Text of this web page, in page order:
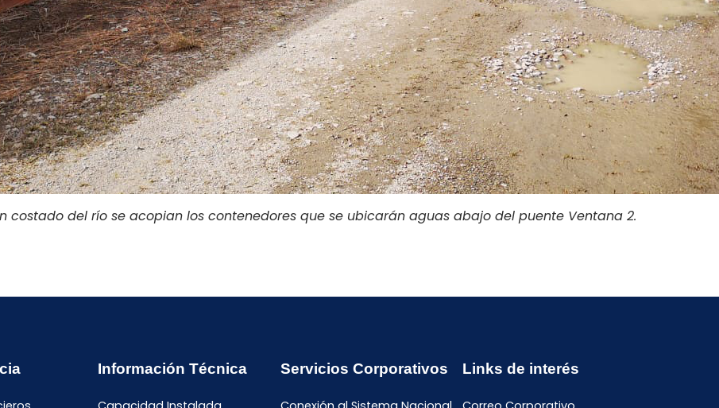
costado del río se acopian los contenedores que se ubicarán aguas abajo del puente Ventana 2.
Información Técnica Servicios Corporativos Links de interés